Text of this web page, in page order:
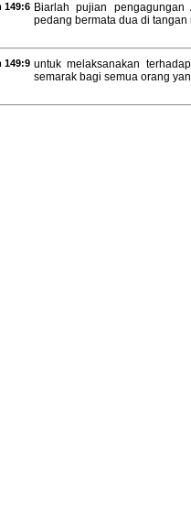
149:6 Biarlah pujian
pedang bermata dua di tangan
149:9 untuk melaksanakan
semarak bagi semua orang